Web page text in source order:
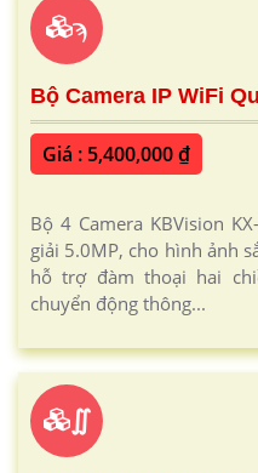
ϡ
Bộ Camera IP WiFi
Giá : 5,400,000 ₫
Bộ 4 Camera KBVision
giải 5.0MP, cho hình ảnh
hỗ trợ đàm thoại hai
chuyển động thông...
∬